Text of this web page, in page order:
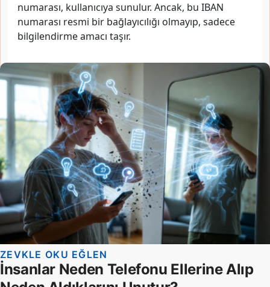
numarası, kullanıcıya sunulur. Ancak, bu IBAN
numarası resmi bir bağlayıcılığı olmayıp, sadece
bilgilendirme amacı taşır.